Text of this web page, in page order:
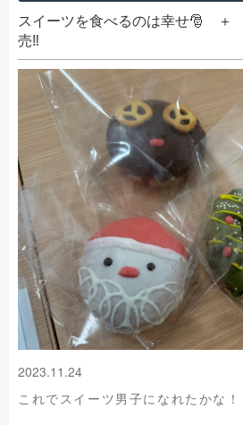
スイーツを食べるのは幸せ🎅 ＋
売‼
2023.11.24
これでスイーツ男子になれたかな！